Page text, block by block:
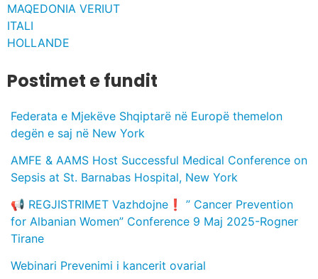
MAQEDONIA VERIUT
ITALI
HOLLANDE
Postimet e fundit
Federata e Mjekëve Shqiptarë në Europë themelon
degën e saj në New York
AMFE & AAMS Host Successful Medical Conference on
Sepsis at St. Barnabas Hospital, New York
📢 REGJISTRIMET Vazhdojne❗️ ” Cancer Prevention
for Albanian Women” Conference 9 Maj 2025-Rogner
Tirane
Webinari Prevenimi i kancerit ovarial